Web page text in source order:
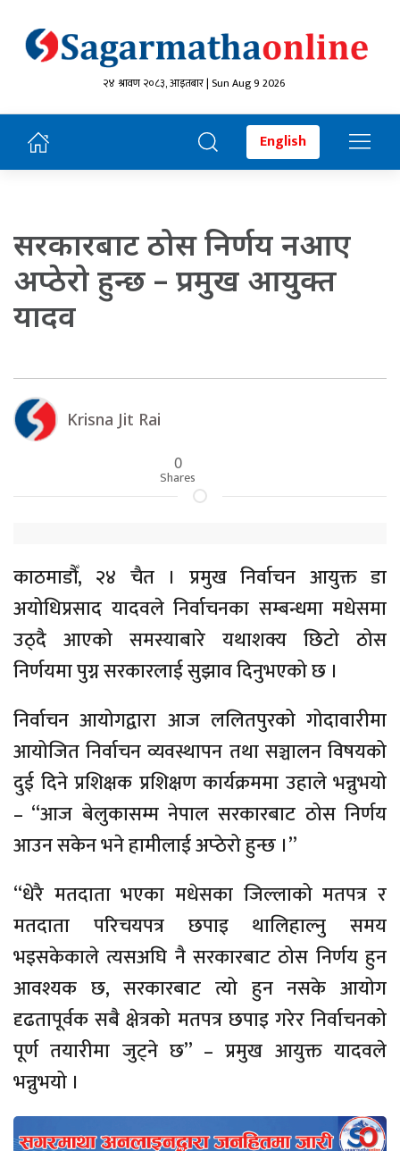
२४ श्रावण २०८३, आइतबार | Sun Aug 9 2026
English
सरकारबाट ठोस निर्णय नआए
अप्ठेरो हुन्छ – प्रमुख आयुक्त
यादव
Krisna Jit Rai
0
Shares
काठमाडौँ, २४ चैत । प्रमुख निर्वाचन आयुक्त डा
अयोधिप्रसाद यादवले निर्वाचनका सम्बन्धमा मधेसमा
उठ्दै आएको समस्याबारे यथाशक्य छिटो ठोस
निर्णयमा पुग्न सरकारलाई सुझाव दिनुभएको छ ।
निर्वाचन आयोगद्वारा आज ललितपुरको गोदावारीमा
आयोजित निर्वाचन व्यवस्थापन तथा सञ्चालन विषयको
दुई दिने प्रशिक्षक प्रशिक्षण कार्यक्रममा उहाले भन्नुभयो
– “आज बेलुकासम्म नेपाल सरकारबाट ठोस निर्णय
आउन सकेन भने हामीलाई अप्ठेरो हुन्छ ।”
“धेरै मतदाता भएका मधेसका जिल्लाको मतपत्र र
मतदाता परिचयपत्र छपाइ थालिहाल्नु समय
भइसकेकाले त्यसअघि नै सरकारबाट ठोस निर्णय हुन
आवश्यक छ, सरकारबाट त्यो हुन नसके आयोग
दृढतापूर्वक सबै क्षेत्रको मतपत्र छपाइ गरेर निर्वाचनको
पूर्ण तयारीमा जुट्ने छ” – प्रमुख आयुक्त यादवले
भन्नुभयो ।